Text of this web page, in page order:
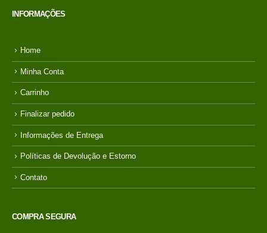
INFORMAÇÕES
Home
Minha Conta
Carrinho
Finalizar pedido
Informações de Entrega
Políticas de Devolução e Estorno
Contato
COMPRA SEGURA